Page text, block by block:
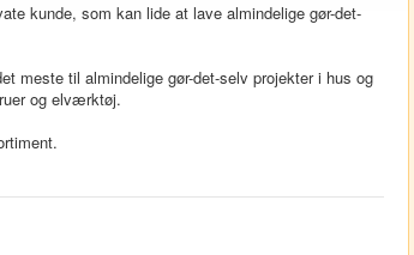
kunde, som kan lide at lave almindelige gør-det-
meste til almindelige gør-det-selv projekter i hus og
skruer og elværktøj.